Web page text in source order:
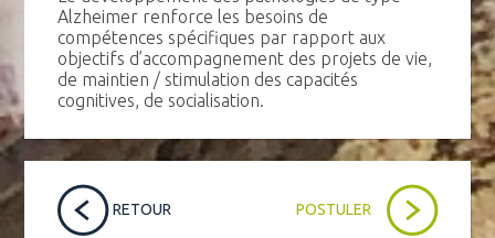
Alzheimer renforce les besoins de
compétences spécifiques par rapport aux
objectifs d’accompagnement des projets de vie,
de maintien / stimulation des capacités
cognitives, de socialisation.
POSTULER
RETOUR